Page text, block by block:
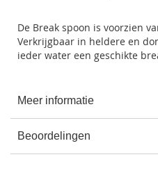
De Break spoon is voorzien
Verkrijgbaar in heldere en
ieder water een geschikte
Meer informatie
Beoordelingen